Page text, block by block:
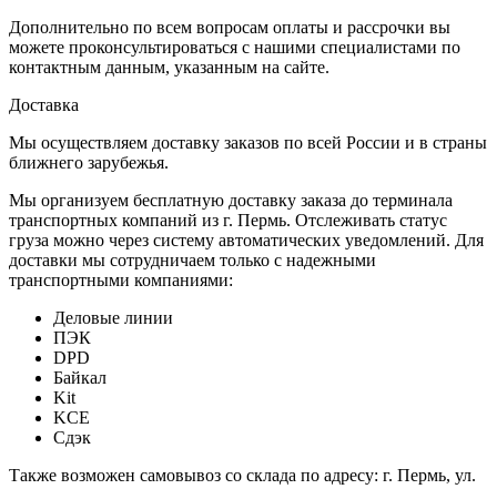
Дополнительно по всем вопросам оплаты и рассрочки вы
можете проконсультироваться с нашими специалистами по
контактным данным, указанным на сайте.
Доставка
Мы осуществляем доставку заказов по всей России и в страны
ближнего зарубежья.
Мы организуем бесплатную доставку заказа до терминала
транспортных компаний из г. Пермь. Отслеживать статус
груза можно через систему автоматических уведомлений. Для
доставки мы сотрудничаем только с надежными
транспортными компаниями:
Деловые линии
ПЭК
DPD
Байкал
Kit
KCE
Сдэк
Также возможен самовывоз со склада по адресу: г. Пермь, ул.